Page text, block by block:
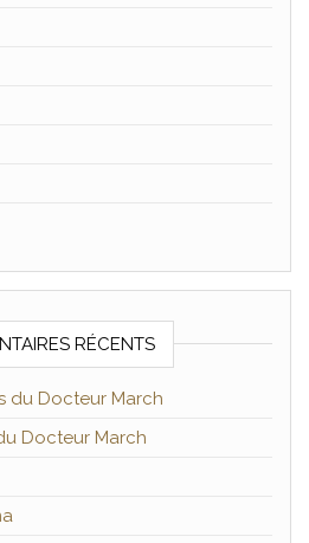
RÉCENTS
du Docteur March
Docteur March